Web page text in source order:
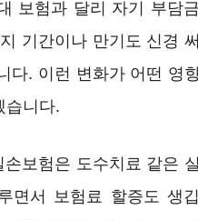
보험과 달리 자기 부담
기간이나 만기도 신경
다. 이런 변화가 어떤 영
습니다.
손보험은 도수치료 같은
면서 보험료 할증도 생